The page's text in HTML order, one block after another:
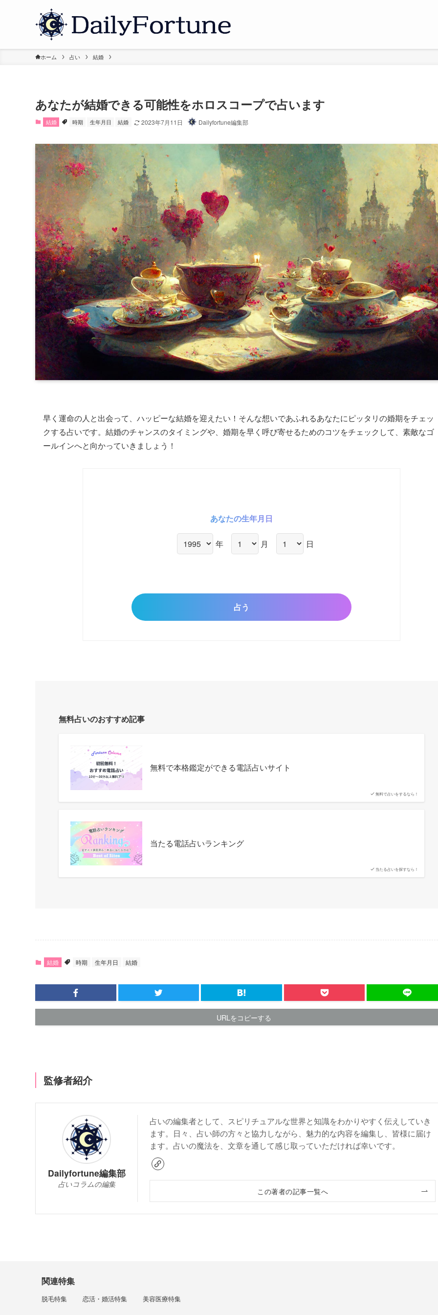
ホーム 占い 結婚
あなたが結婚できる可能性をホロスコープで占います
結婚 時期 生年月日 結婚 2023年7月11日 Dailyfortune編集部
早く運命の人と出会って、ハッピーな結婚を迎えたい！そんな想いであふれるあなたにピッタリの婚期をチェッ
クする占いです。結婚のチャンスのタイミングや、婚期を早く呼び寄せるためのコツをチェックして、素敵なゴ
ールインへと向かっていきましょう！
あなたの生年月日
年 月 日
無料占いのおすすめ記事
無料で占いをするなら！
無料で本格鑑定ができる電話占いサイト
当たる占いを探すなら！
当たる電話占いランキング
結婚 時期 生年月日 結婚
URLをコピーする
監修者紹介
Dailyfortune編集部
占いコラムの編集
占いの編集者として、スピリチュアルな世界と知識をわかりやすく伝えしていき
ます。日々、占い師の方々と協力しながら、魅力的な内容を編集し、皆様に届け
ます。占いの魔法を、文章を通して感じ取っていただければ幸いです。
この著者の記事一覧へ
関連特集
脱毛特集 恋活・婚活特集 美容医療特集